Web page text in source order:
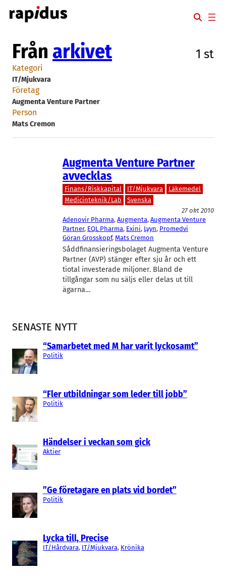
Hoppa
till
SENASTE NYTT
“Samarbetet med M har varit lyckosamt”
Politik
“Fler utbildningar som leder till jobb”
Politik
Händelser i veckan som gick
Aktier
”Ge företagare en plats vid bordet”
Politik
Lycka till, Precise
IT/Hårdvara, IT/Mjukvara, Krönika
Från arkivet 1 st
Kategori
IT/Mjukvara
Företag
Augmenta Venture Partner
Person
Mats Cremon
Augmenta Venture Partner
avvecklas
Finans/Riskkapital IT/Mjukvara
Läkemedel
Medicinteknik/Lab
Svenska
27 okt 2010
Adenovir Pharma, Augmenta, Augmenta Venture
Partner, EQL Pharma, Exini, Lyyn, Promedvi
Göran Grosskopf, Mats Cremon
Såddfinansieringsbolaget Augmenta Venture
Partner (AVP) stänger efter sju år och ett
tiotal investerade miljoner. Bland de
tillgångar som nu säljs eller delas ut till
ägarna…